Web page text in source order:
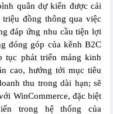
quân dự kiến được cải
đồng thông qua việc
đáp ứng nhu cầu tiện lợi
đóng góp của kênh B2C
tục phát triển mảng kinh
cao, hướng tới mục tiêu
thu trong dài hạn; sẽ
WinCommerce, đặc biệt
trong hệ thống của